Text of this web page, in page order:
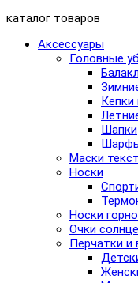
каталог товаров
Аксессуары
Головные
Шапки
Маски
Носки
Носки
Очки
Перчатки и